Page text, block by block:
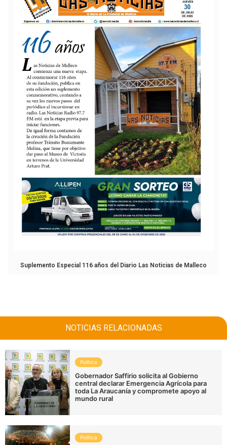
Suplemento Especial 116 años del Diario Las Noticias de Malleco
NOTICIAS RELACIONADAS
Política
Gobernador Saffirio solicita al Gobierno
central declarar Emergencia Agrícola para
toda La Araucanía y compromete apoyo al
mundo rural
Política